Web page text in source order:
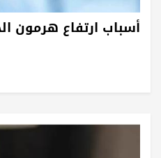
أسباب ارتفاع هرمون